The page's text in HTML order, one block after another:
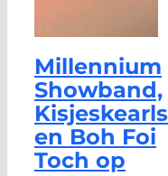
Millennium
Showband,
Kisjeskearls
en Boh Foi
Toch op